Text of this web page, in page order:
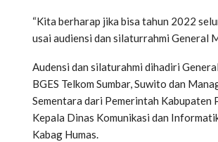
“Kita berharap jika bisa tahun 2022
usai audiensi dan silaturrahmi General
Audensi dan silaturahmi dihadiri
BGES Telkom Sumbar, Suwito dan
Sementara dari Pemerintah Kabupaten
Kepala Dinas Komunikasi dan
Kabag Humas.